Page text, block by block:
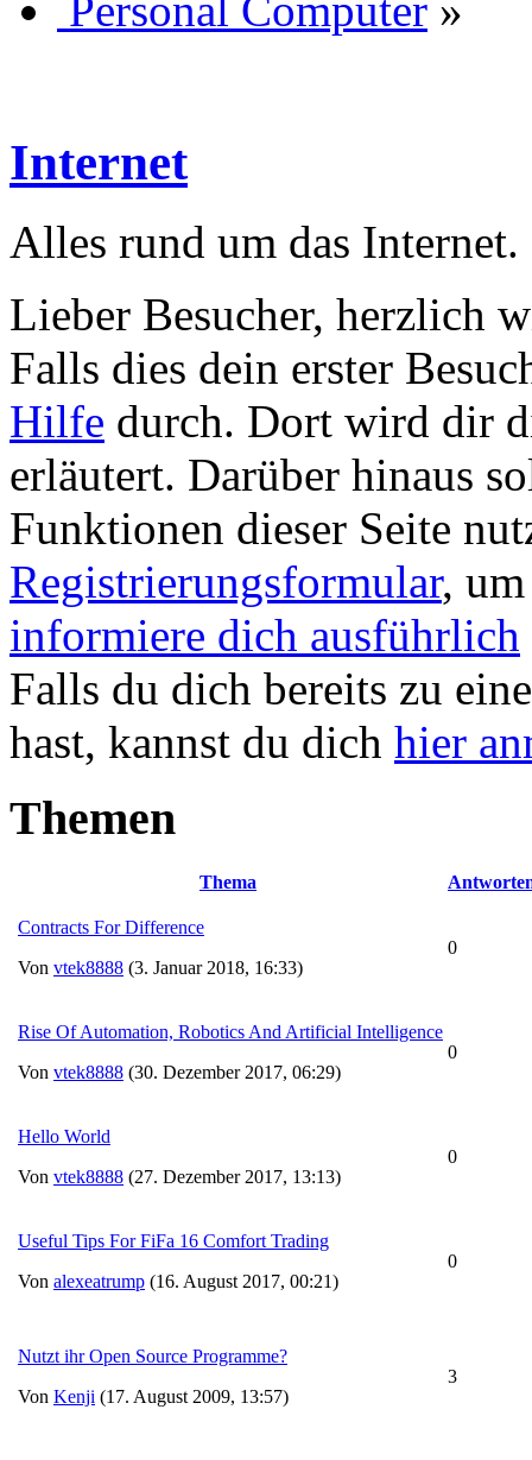
Internet
Alles rund um das Internet.
Lieber Besucher, herzlich
Falls dies dein erster
Hilfe durch. Dort wird dir
erläutert. Darüber hinaus
Funktionen dieser Seite
Registrierungsformular,
informiere dich ausführlich
Falls du dich bereits zu
hast, kannst du dich hier
Themen
Thema
Contracts For Difference
Von vtek8888 (3. Januar 2018, 16:33)
0
Rise Of Automation, Robotics And Artificial Intelligence
Von vtek8888 (30. Dezember 2017, 06:29)
0
Hello World
Von vtek8888 (27. Dezember 2017, 13:13)
0
Useful Tips For FiFa 16 Comfort Trading
Von alexeatrump (16. August 2017, 00:21)
0
Nutzt ihr Open Source Programme?
Von Kenji (17. August 2009, 13:57)
3